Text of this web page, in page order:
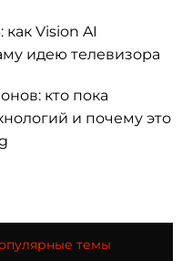
как Vision AI
идею телевизора
кто пока
и почему это
темы